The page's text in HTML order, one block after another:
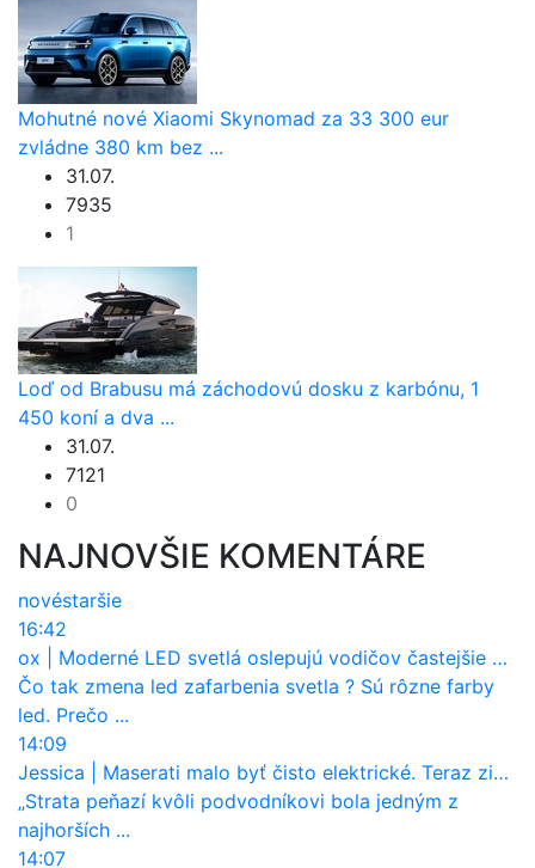
Mohutné nové Xiaomi Skynomad za 33 300 eur
zvládne 380 km bez ...
31.07.
7935
1
Loď od Brabusu má záchodovú dosku z karbónu, 1
450 koní a dva ...
31.07.
7121
0
NAJNOVŠIE KOMENTÁRE
novéstaršie
16:42
ox
Moderné LED svetlá oslepujú vodičov častejšie než staré halogény
Čo tak zmena led zafarbenia svetla ? Sú rôzne farby
led. Prečo ...
14:09
Jessica
Maserati malo byť čisto elektrické. Teraz zisťuje, že potrebuje nový osemvalcový motor
„Strata peňazí kvôli podvodníkovi bola jedným z
najhorších ...
14:07